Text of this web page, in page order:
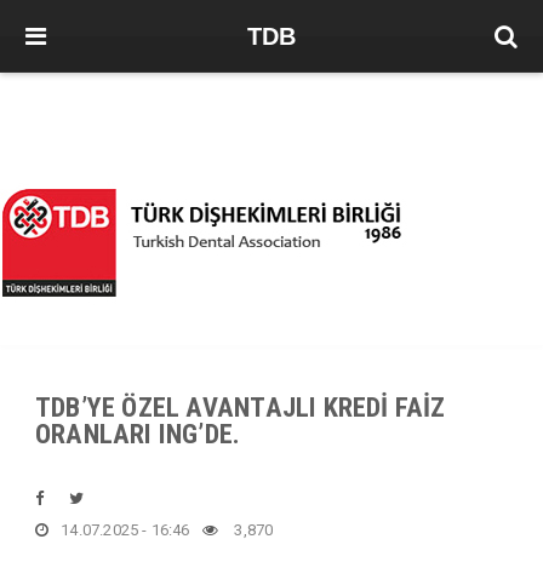
TDB
TDB’YE ÖZEL AVANTAJLI KREDİ FAİZ
ORANLARI ING’DE.
14.07.2025 - 16:46 3,870